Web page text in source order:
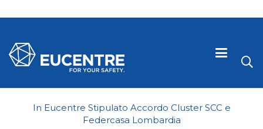
In Eucentre Stipulato Accordo Cluster SCC e
Federcasa Lombardia